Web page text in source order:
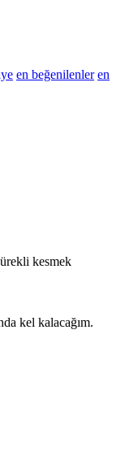
en beğenilenler en
kesmek
kel kalacağım.